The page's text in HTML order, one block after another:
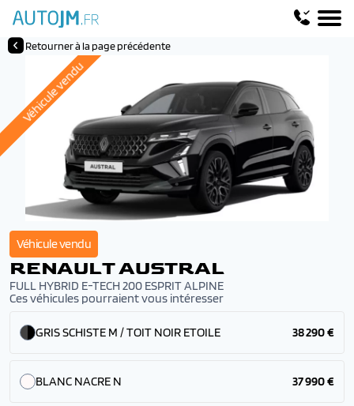
Retourner à la page précédente
Véhicule vendu
Véhicule vendu
RENAULT AUSTRAL
FULL HYBRID E-TECH 200 ESPRIT ALPINE
Ces véhicules pourraient vous intéresser
GRIS SCHISTE M / TOIT NOIR ETOILE 38 290 €
BLANC NACRE N 37 990 €